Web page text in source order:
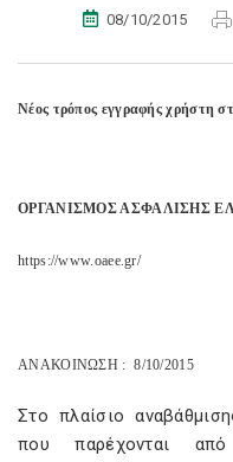
08/10/2015
Νέος τρόπος εγγραφής χρήστη
ΟΡΓΑΝΙΣΜΟΣ ΑΣΦΑΛΙΣΗΣ
https://www.oaee.gr/
ΑΝΑΚΟΙΝΩΣΗ : 8/10/2015
Στο πλαίσιο
που παρέχονται